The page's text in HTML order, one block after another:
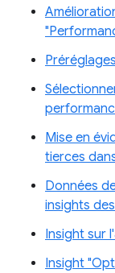
Mise en
tierces
Données
insights
Insight sur
Insight